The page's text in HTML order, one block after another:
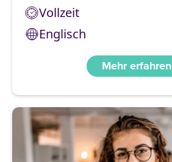
Vollzeit
Englisch
Mehr erfahren